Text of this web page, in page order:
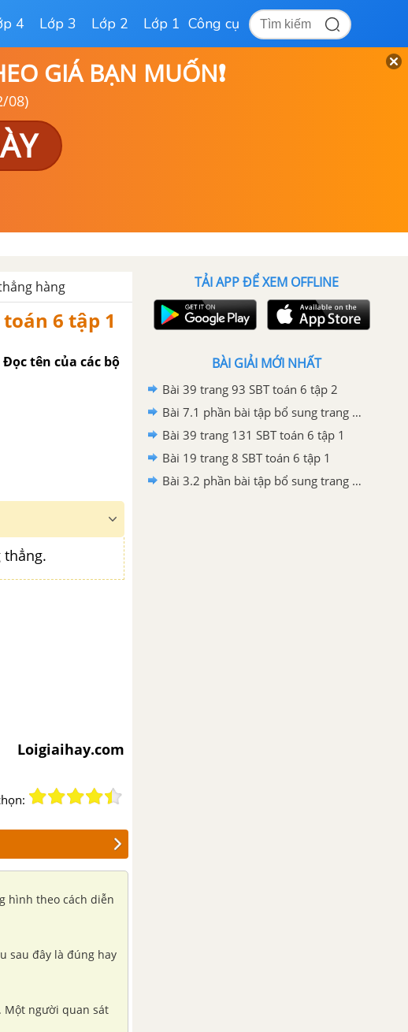
4 Lớp 3 Lớp 2 Lớp 1 Công cụ
GIÁ BẠN MUỐN❗
08)
hàng
6 tập 1
tên của các bộ
Loigiaihay.com
hình theo cách diễn
sau đây là đúng hay
Một người quan sát
TẢI APP ĐỂ XEM OFFLINE
BÀI GIẢI MỚI NHẤT
Bài 39 trang 93 SBT toán 6 tập 2
Bài 7.1 phần bài tập bổ sung trang 92, 93 SBT toán 6 tập 2
Bài 39 trang 131 SBT toán 6 tập 1
Bài 19 trang 8 SBT toán 6 tập 1
Bài 3.2 phần bài tập bổ sung trang 70 SBT toán 6 tập 1